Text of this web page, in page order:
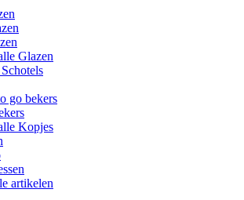
Glazen
go bekers
Kopjes
artikelen